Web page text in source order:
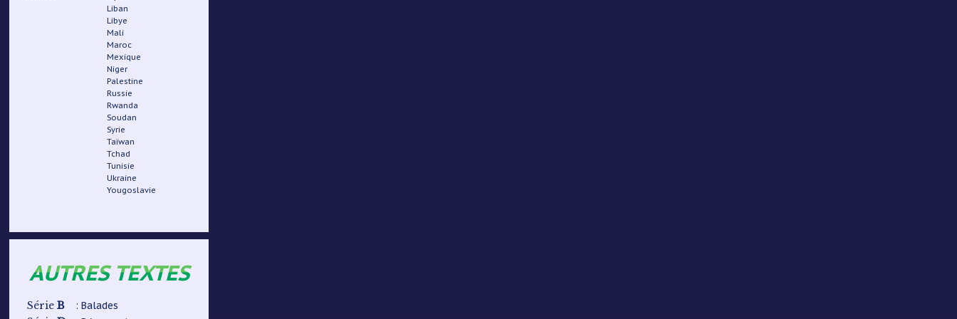
Liban
Libye
Mali
Maroc
Mexique
Niger
Palestine
Russie
Rwanda
Soudan
Syrie
Taïwan
Tchad
Tunisie
Ukraine
Yougoslavie
AUTRES TEXTES
Série B : Balades